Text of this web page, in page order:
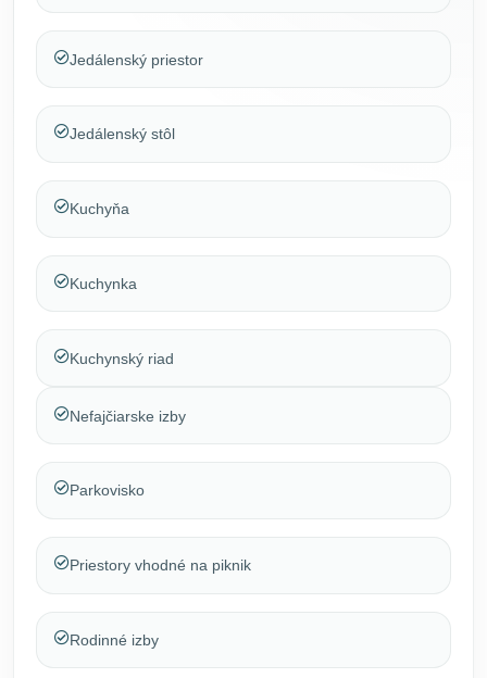
Jedálenský priestor
Jedálenský stôl
Kuchyňa
Kuchynka
Kuchynský riad
Nefajčiarske izby
Parkovisko
Priestory vhodné na piknik
Rodinné izby